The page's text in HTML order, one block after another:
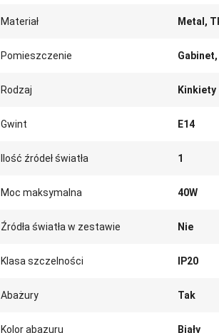
Materiał Metal,
Pomieszczenie
Rodzaj Kinkiety
Gwint E14
Ilość źródeł światła 1
Moc maksymalna 40W
Źródła światła w zestawie Nie
Klasa szczelności IP20
Abażury Tak
Kolor abazuru Biały